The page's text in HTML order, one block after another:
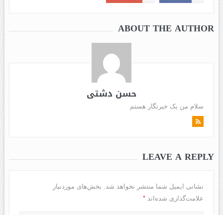
ABOUT THE AUTHOR
حسن دشتی
سلام من یک خبرنگار هستم
LEAVE A REPLY
نشانی ایمیل شما منتشر نخواهد شد. بخش‌های موردنیاز
علامت‌گذاری شده‌اند *